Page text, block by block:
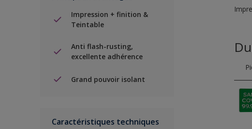
Impression + finition &
Teintable
Anti flash-rusting,
excellente adhérence
Grand pouvoir isolant
Caractéristiques techniques